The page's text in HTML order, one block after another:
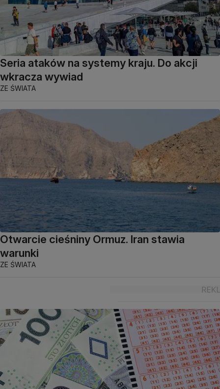
Seria ataków na systemy kraju. Do akcji
wkracza wywiad
ZE ŚWIATA
Otwarcie cieśniny Ormuz. Iran stawia
warunki
ZE ŚWIATA